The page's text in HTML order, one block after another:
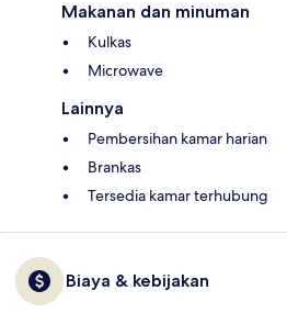
Makanan dan minuman
Kulkas
Microwave
Lainnya
Pembersihan kamar harian
Brankas
Tersedia kamar terhubung
Biaya & kebijakan